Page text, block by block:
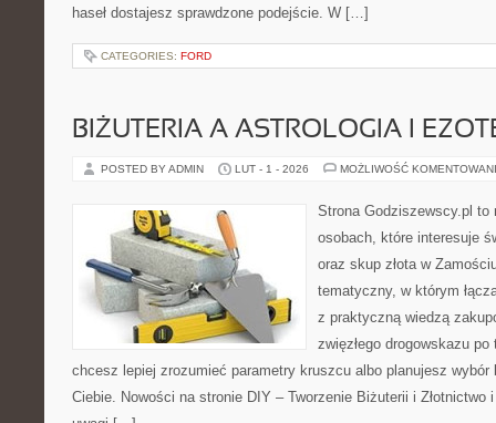
haseł dostajesz sprawdzone podejście. W […]
CATEGORIES: FORD
BIŻUTERIA A ASTROLOGIA I
POSTED BY ADMIN LUT - 1 - 2026 MOŻLIWOŚĆ
Strona Godziszewscy.pl
osobach, które interesuje
oraz skup złota w
tematyczny, w którym
z praktyczną wiedzą
zwięzłego drogowskazu
chcesz lepiej zrozumieć parametry kruszcu albo planujesz
Ciebie. Nowości na stronie DIY – Tworzenie Biżuterii i Złotnictwo